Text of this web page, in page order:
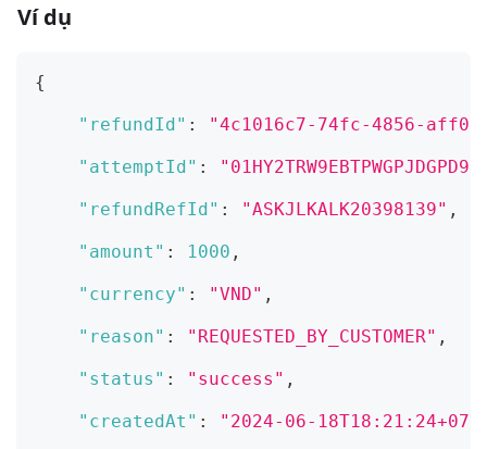
Ví dụ
{
"refundId" : "4c1016c7-74fc-4856-aff0-
"attemptId" :
"refundRefId" : "ASKJLKALK20398139" ,
"amount" : 1000 ,
"currency" : "VND" ,
"reason" : "REQUESTED_BY_CUSTOMER" ,
"status" : "success" ,
"createdAt" : "2024-06-